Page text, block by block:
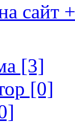
сайт +
[3]
[0]